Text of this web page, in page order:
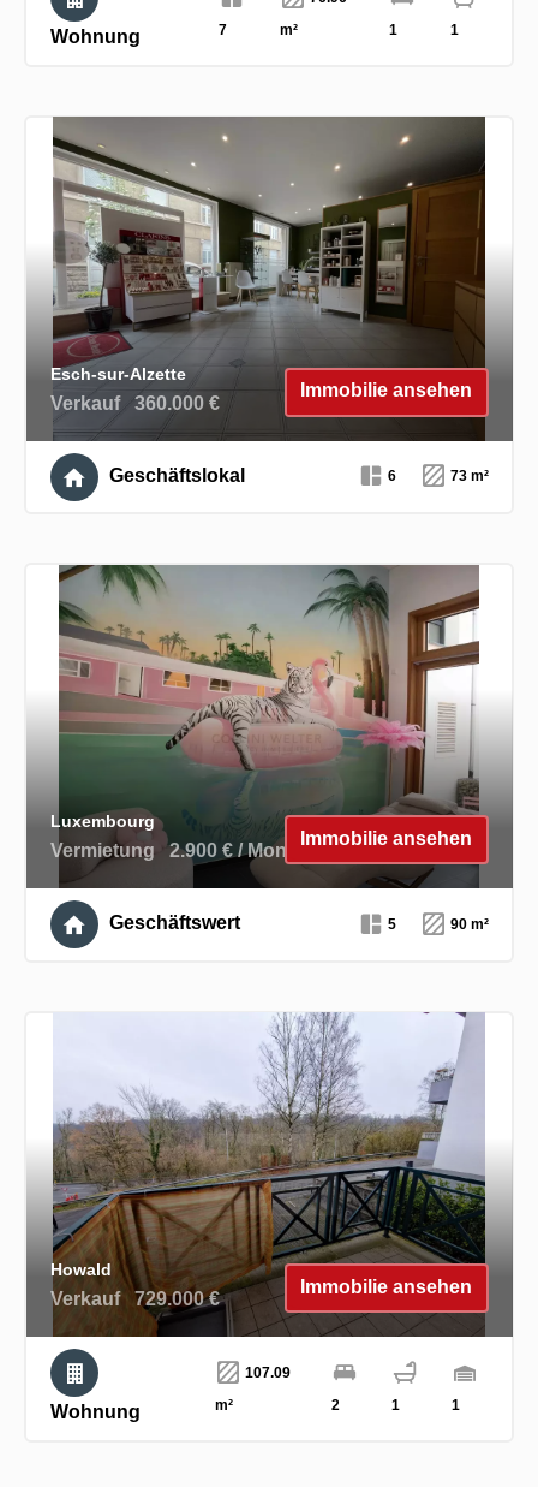
Wohnung 7
m²
1 1
Esch-sur-Alzette
Verkauf 360.000 €
Immobilie ansehen
Geschäftslokal 6 73 m²
Luxembourg
Vermietung 2.900 € / Monat
Immobilie ansehen
Geschäftswert 5 90 m²
Howald
Verkauf 729.000 €
Immobilie ansehen
Wohnung
107.09
m²
2 1 1